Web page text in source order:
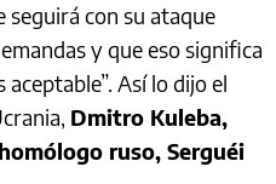
con su ataque
y que eso significa
Así lo dijo el
Dmitro Kuleba,
ruso, Serguéi